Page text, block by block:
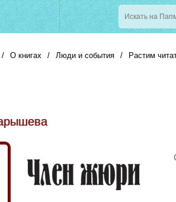
/ О книгах / Люди и события / Растим